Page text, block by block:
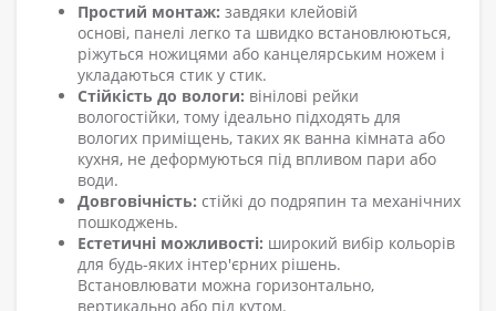
Простий монтаж: завдяки клейовій
основі, панелі легко та швидко встановлюються,
ріжуться ножицями або канцелярським ножем і
укладаються стик у стик.
Стійкість до вологи: вінілові рейки
вологостійки, тому ідеально підходять для
вологих приміщень, таких як ванна кімната або
кухня, не деформуються під впливом пари або
води.
Довговічність: стійкі до подряпин та механічних
пошкоджень.
Естетичні можливості: широкий вибір кольорів
для будь-яких інтер'єрних рішень.
Встановлювати можна горизонтально,
вертикально або під кутом.